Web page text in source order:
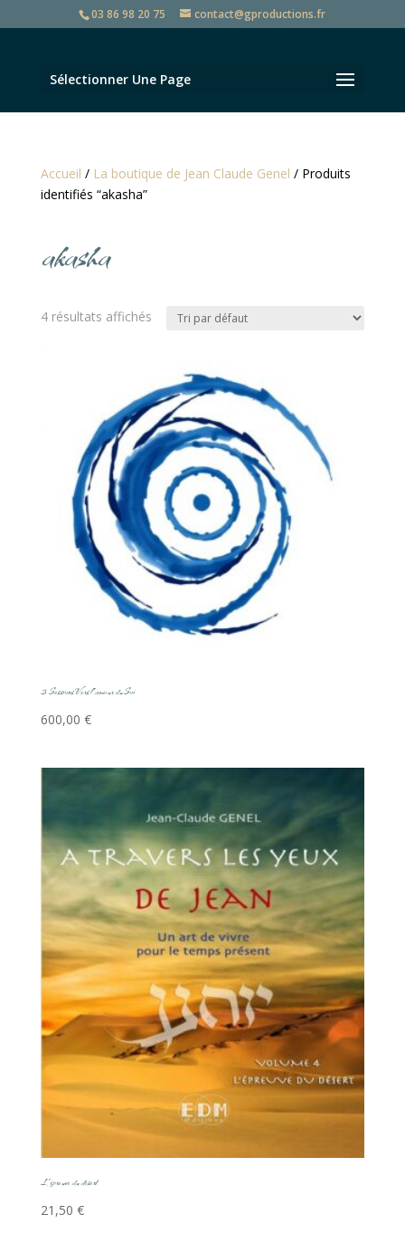
03 86 98 20 75 contact@gproductions.fr
Sélectionner Une Page
Accueil / La boutique de Jean Claude Genel / Produits
identifiés “akasha”
akasha
4 résultats affichés
3 Sessions Vers l’amour du Soi
600,00 €
L’épreuve du désert
21,50 €